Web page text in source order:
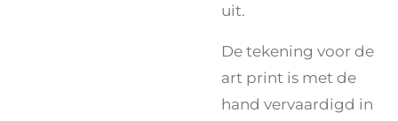
uit.
De tekening voor de
art print is met de
hand vervaardigd in